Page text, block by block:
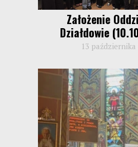
Założenie
Działdowie
13 października